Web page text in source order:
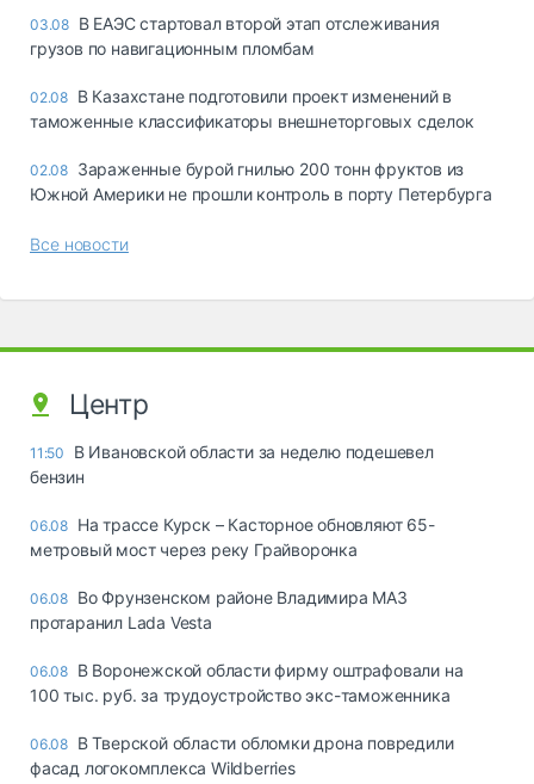
03.08 В ЕАЭС стартовал второй этап отслеживания
грузов по навигационным пломбам
02.08 В Казахстане подготовили проект изменений в
таможенные классификаторы внешнеторговых сделок
02.08 Зараженные бурой гнилью 200 тонн фруктов из
Южной Америки не прошли контроль в порту Петербурга
Все новости
Центр
11:50
В Ивановской области за неделю подешевел
бензин
06.08 На трассе Курск – Касторное обновляют 65-
метровый мост через реку Грайворонка
06.08 Во Фрунзенском районе Владимира МАЗ
протаранил Lada Vesta
06.08 В Воронежской области фирму оштрафовали на
100 тыс. руб. за трудоустройство экс-таможенника
06.08 В Тверской области обломки дрона повредили
фасад логокомплекса Wildberries